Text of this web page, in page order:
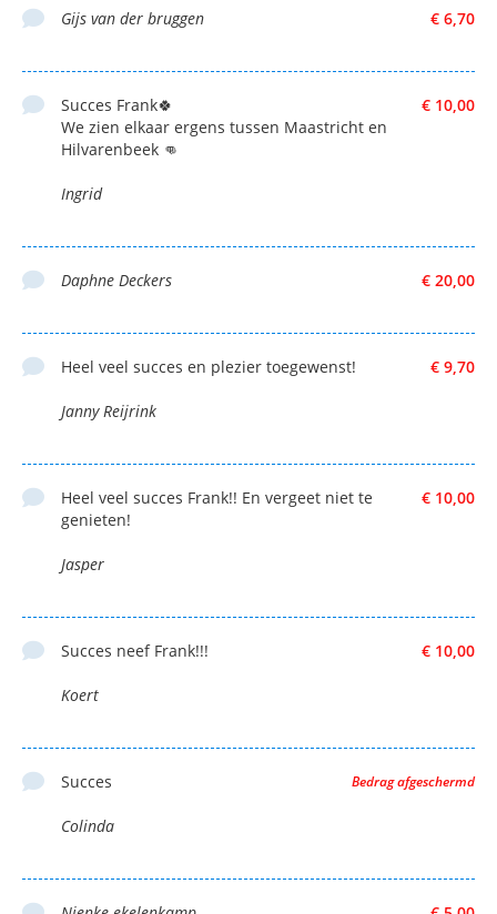
€ 6,70
Gijs van der bruggen
€ 10,00
Succes Frank🍀
We zien elkaar ergens tussen Maastricht en
Hilvarenbeek 👊
Ingrid
€ 20,00
Daphne Deckers
€ 9,70
Heel veel succes en plezier toegewenst!
Janny Reijrink
€ 10,00
Heel veel succes Frank!! En vergeet niet te
genieten!
Jasper
€ 10,00
Succes neef Frank!!!
Koert
Bedrag afgeschermd
Succes
Colinda